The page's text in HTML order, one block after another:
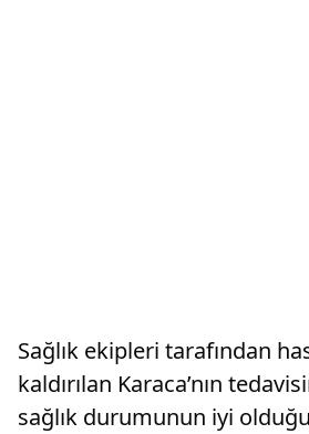
Sağlık ekipleri tarafından
kaldırılan Karaca’nın
sağlık durumunun iyi